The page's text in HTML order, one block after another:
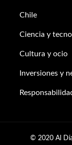
Chile
Ciencia y
Cultura y ocio
Inversiones y
© 2020 Al